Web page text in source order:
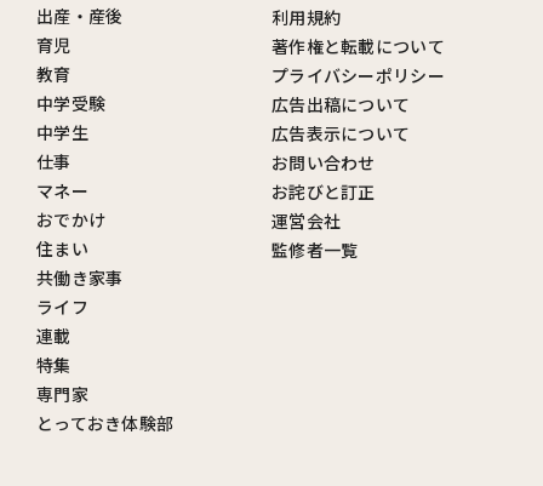
出産・産後
育児
教育
中学受験
中学生
仕事
マネー
おでかけ
住まい
共働き家事
ライフ
連載
特集
専門家
とっておき体験部
利用規約
著作権と転載について
プライバシーポリシー
広告出稿について
広告表示について
お問い合わせ
お詫びと訂正
運営会社
監修者一覧